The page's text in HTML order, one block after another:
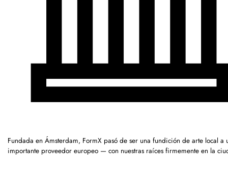
Fundada en Ámsterdam, FormX pasó de ser una fundición de arte local a
importante proveedor europeo — con nuestras raíces firmemente en la